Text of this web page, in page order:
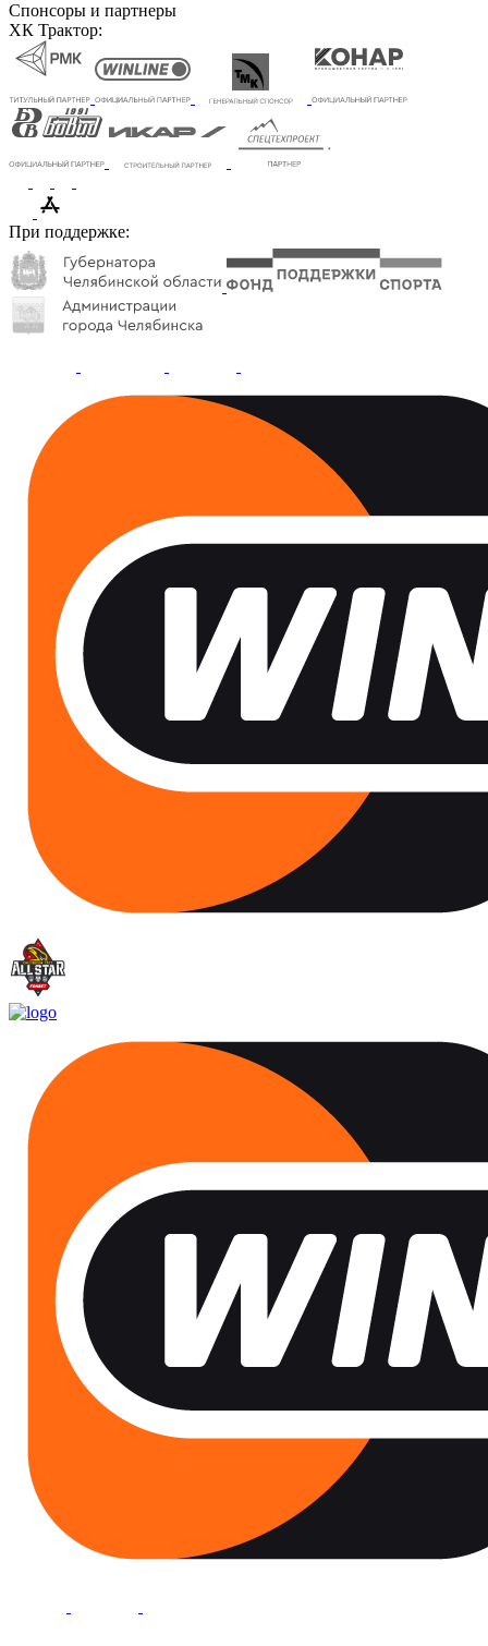
Спонсоры и партнеры
ХК Трактор:
При поддержке: